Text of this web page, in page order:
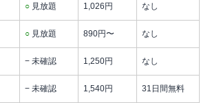
○ 見放題 1,026円 なし
○ 見放題 890円〜 なし
− 未確認 1,250円 なし
− 未確認 1,540円 31日間無料